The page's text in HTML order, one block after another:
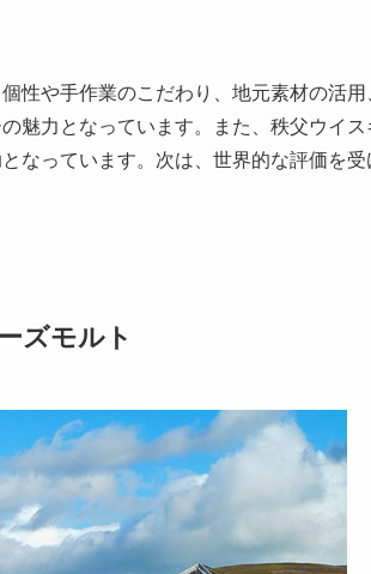
性や手作業のこだわり、地元素材の活
魅力となっています。また、秩父ウイ
なっています。次は、世界的な評価を
ズモルト